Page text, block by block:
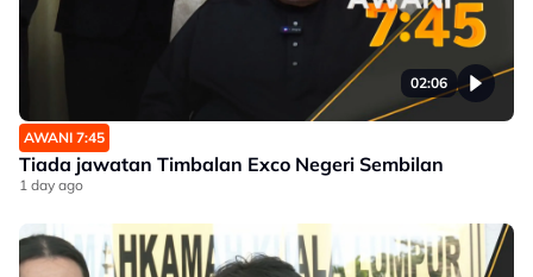
02:06
AWANI 7:45
Tiada jawatan Timbalan Exco Negeri Sembilan
1 day ago